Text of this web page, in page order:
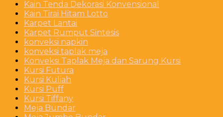
Kain Tenda Dekorasi Konvensional
Kain Tirai Hitam Lotto
Karpet Lantai
Karpet Rumput Sintesis
konveksi napkin
konveksi taplak meja
Konveksi Taplak Meja dan Sarung Kursi
Kursi Futura
Kursi Kuliah
Kursi Puff
Kursi Tiffany
Meja Bundar